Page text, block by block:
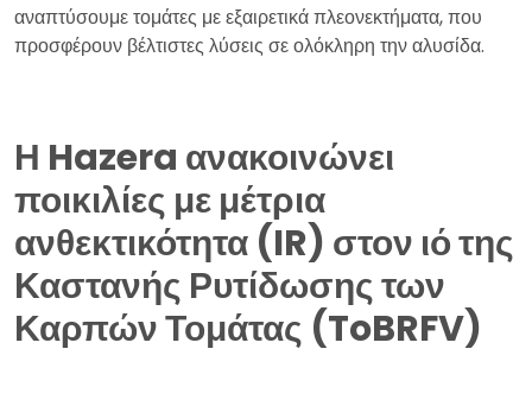
αναπτύσουμε τομάτες με εξαιρετικά πλεονεκτήματα, που
προσφέρουν βέλτιστες λύσεις σε ολόκληρη την αλυσίδα.
Η Hazera ανακοινώνει
ποικιλίες με μέτρια
ανθεκτικότητα (IR) στον ιό της
Καστανής Ρυτίδωσης των
Καρπών Τομάτας (ToBRFV)